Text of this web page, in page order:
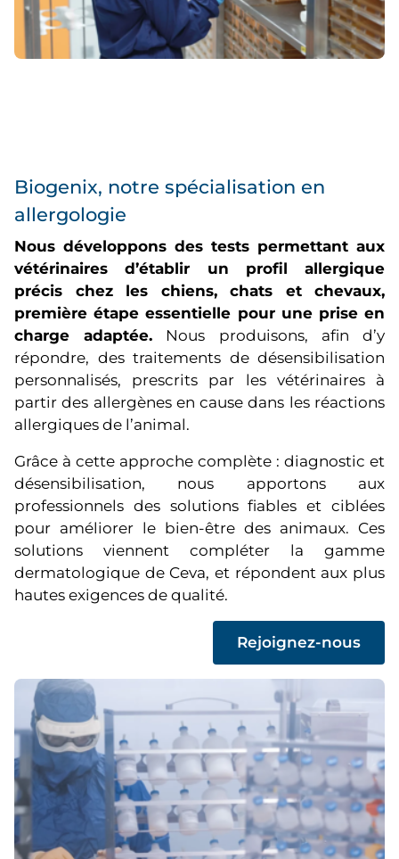
Biogenix, notre spécialisation en
allergologie
Nous développons des tests permettant aux
vétérinaires d’établir un profil allergique
précis chez les chiens, chats et chevaux,
première étape essentielle pour une prise en
charge adaptée. Nous produisons, afin d’y
répondre, des traitements de désensibilisation
personnalisés, prescrits par les vétérinaires à
partir des allergènes en cause dans les réactions
allergiques de l’animal.
Grâce à cette approche complète : diagnostic et
désensibilisation, nous apportons aux
professionnels des solutions fiables et ciblées
pour améliorer le bien-être des animaux. Ces
solutions viennent compléter la gamme
dermatologique de Ceva, et répondent aux plus
hautes exigences de qualité.
Rejoignez-nous